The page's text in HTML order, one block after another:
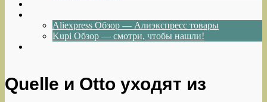
Aliexpress Обзор — Алиэкспресс товары
Kupi Обзор — смотри, чтобы нашли!
Quelle и Otto уходят из